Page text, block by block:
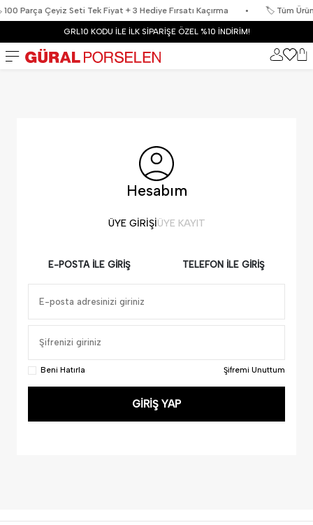
Parça Çeyiz Seti Tek Fiyat + 3 Hediye Fırsatı Kaçırma 🏷️ Tüm
GRL10 KODU İLE İLK SİPARİŞE ÖZEL %10 İNDİRİM!
Hesabım
ÜYE GIRIŞIÜYE KAYIT
E-POSTA İLE GIRIŞ TELEFON İLE GIRIŞ
Beni Hatırla Şifremi Unuttum
GIRIŞ YAP